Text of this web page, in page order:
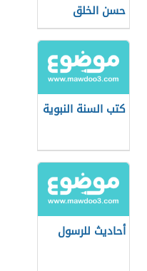
حسن الخلق
كتب السنة النبوية
أحاديث للرسول